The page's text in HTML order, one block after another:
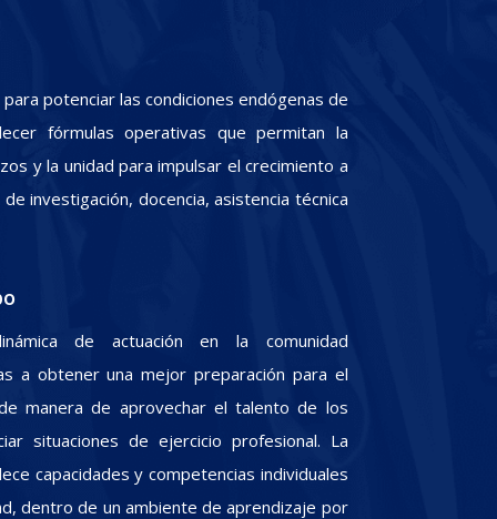
potenciar las condiciones endógenas de
fórmulas operativas que permitan la
y la unidad para impulsar el crecimiento a
investigación, docencia, asistencia técnica
de actuación en la comunidad
a obtener una mejor preparación para el
manera de aprovechar el talento de los
situaciones de ejercicio profesional. La
capacidades y competencias individuales
dentro de un ambiente de aprendizaje por